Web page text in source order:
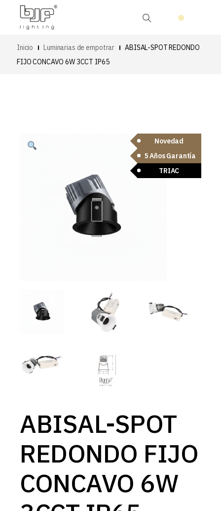
Inicio Luminarias de empotrar
ABISAL-SPOT REDONDO
FIJO CONCAVO 6W 3CCT IP65
Novedad
5 Años Garantía
TRIAC
ABISAL-SPOT
REDONDO FIJO
CONCAVO 6W